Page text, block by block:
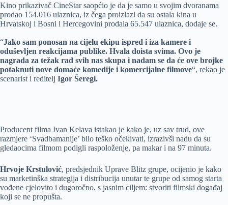
Kino prikazivač CineStar saopćio je da je samo u svojim dvoranama
prodao 154.016 ulaznica, iz čega proizlazi da su ostala kina u
Hrvatskoj i Bosni i Hercegovini prodala 65.547 ulaznica, dodaje se.
“Jako sam ponosan na cijelu ekipu ispred i iza kamere i
oduševljen reakcijama publike. Hvala doista svima. Ovo je
nagrada za težak rad svih nas skupa i nadam se da će ove brojke
potaknuti nove domaće komedije i komercijalne filmove“, rekao je
scenarist i reditelj Igor Šeregi.
Producent filma Ivan Kelava istakao je kako je, uz sav trud, ove
razmjere ‘Svadbamanije’ bilo teško očekivati, izrazivši nadu da su
gledaocima filmom podigli raspoloženje, pa makar i na 97 minuta.
Hrvoje Krstulović, predsjednik Uprave Blitz grupe, ocijenio je kako
su marketinška strategija i distribucija unutar te grupe od samog starta
vođene cjelovito i dugoročno, s jasnim ciljem: stvoriti filmski događaj
koji se ne propušta.